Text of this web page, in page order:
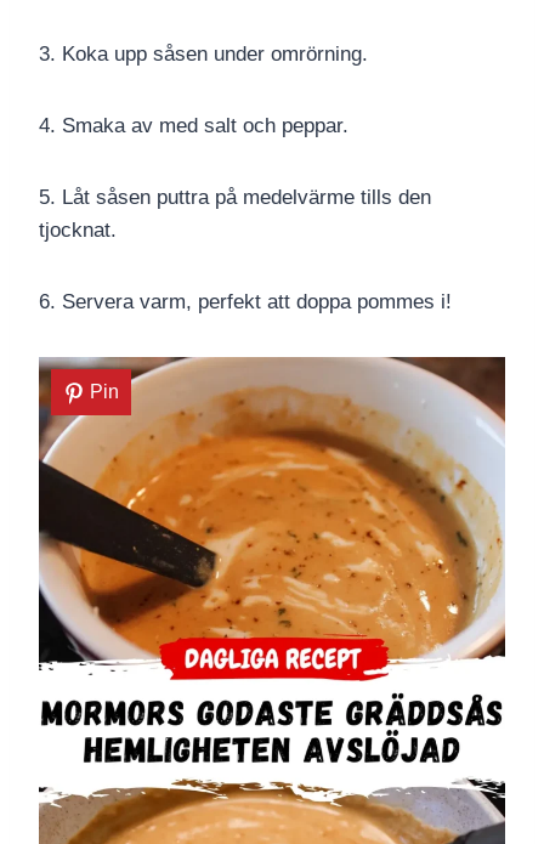
3. Koka upp såsen under omrörning.
4. Smaka av med salt och peppar.
5. Låt såsen puttra på medelvärme tills den
tjocknat.
6. Servera varm, perfekt att doppa pommes i!
Pin